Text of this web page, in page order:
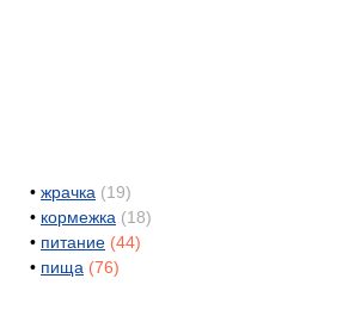
• жрачка (19)
• кормежка (18)
• питание (44)
• пища (76)